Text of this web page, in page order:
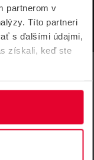
partnerom v
Títo partneri
s ďalšími údajmi,
získali, keď ste